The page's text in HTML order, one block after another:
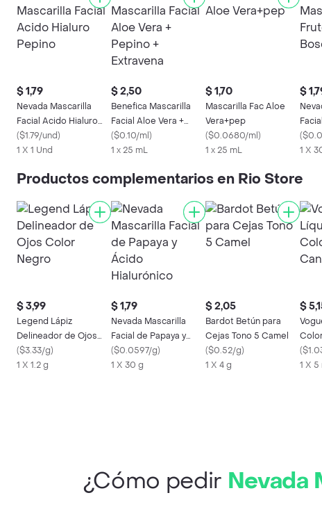
$ 1,79
Nevada Mascarilla
Facial Acido Hialuro
Pepino
($1.79/und)
1 X 1 Und
$ 2,50
Benefica Mascarilla
Facial Aloe Vera +
Pepino + Extravena
($0.10/ml)
1 x 25 mL
$ 1,70
Mascarilla Fac Aloe
Vera+pep
($0.0680/ml)
1 x 25 mL
$
(
1 X
Productos complementarios en Rio Store
$ 3,99
Legend Lápiz
Delineador de Ojos
Color Negro
($3.33/g)
1 X 1.2 g
$ 1,79
Nevada Mascarilla
Facial de Papaya y
Ácido Hialurónico
($0.0597/g)
1 X 30 g
$ 2,05
Bardot Betún para
Cejas Tono 5 Camel
($0.52/g)
1 X 4 g
$
(
1 X 5
¿Cómo pedir Nevada